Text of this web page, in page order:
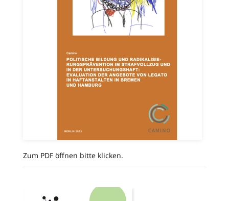
Zum PDF öffnen bitte klicken.